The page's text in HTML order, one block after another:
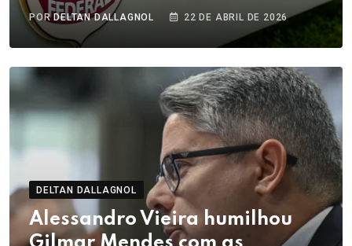
POR DELTAN DALLAGNOL 22 DE ABRIL DE 2026
DELTAN DALLAGNOL
Alessandro Vieira humilhou